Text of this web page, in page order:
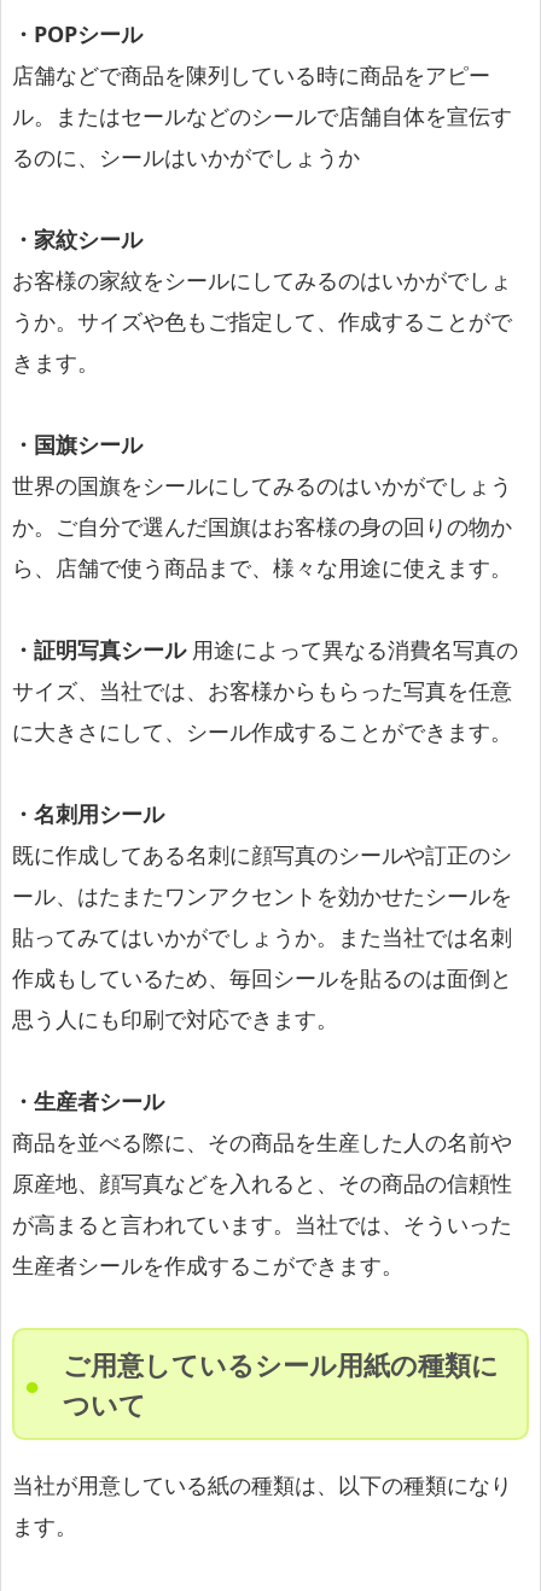
・POPシール
店舗などで商品を陳列している時に商品をアピー
ル。またはセールなどのシールで店舗自体を宣伝す
るのに、シールはいかがでしょうか
・家紋シール
お客様の家紋をシールにしてみるのはいかがでしょ
うか。サイズや色もご指定して、作成することがで
きます。
・国旗シール
世界の国旗をシールにしてみるのはいかがでしょう
か。ご自分で選んだ国旗はお客様の身の回りの物か
ら、店舗で使う商品まで、様々な用途に使えます。
・証明写真シール 用途によって異なる消費名写真の
サイズ、当社では、お客様からもらった写真を任意
に大きさにして、シール作成することができます。
・名刺用シール
既に作成してある名刺に顔写真のシールや訂正のシ
ール、はたまたワンアクセントを効かせたシールを
貼ってみてはいかがでしょうか。また当社では名刺
作成もしているため、毎回シールを貼るのは面倒と
思う人にも印刷で対応できます。
・生産者シール
商品を並べる際に、その商品を生産した人の名前や
原産地、顔写真などを入れると、その商品の信頼性
が高まると言われています。当社では、そういった
生産者シールを作成するこができます。
ご用意しているシール用紙の種類に
ついて
当社が用意している紙の種類は、以下の種類になり
ます。